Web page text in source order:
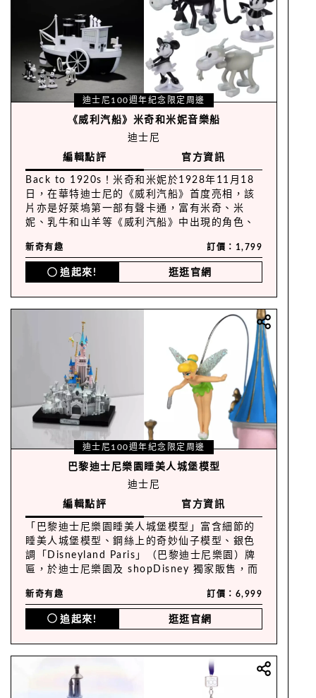
迪士尼100週年紀念限定周邊
《威利汽船》米奇和米妮音樂船
迪士尼
編輯點評
官方資訊
Back to 1920s！米奇和米妮於1928年11月18
日，在華特迪士尼的《威利汽船》首度亮相，該
片亦是好萊塢第一部有聲卡通，富有米奇、米
妮、乳牛和山羊等《威利汽船》中出現的角色、
中的火雞」一曲，煙堆會上下移動！
新奇有趣 訂價：1,799
追起來! 逛逛官網
迪士尼100週年紀念限定周邊
巴黎迪士尼樂園睡美人城堡模型
迪士尼
編輯點評
官方資訊
「巴黎迪士尼樂園睡美人城堡模型」富含細節的
睡美人城堡模型、鋼絲上的奇妙仙子模型、銀色
調「Disneyland Paris」（巴黎迪士尼樂園）牌
匾，於迪士尼樂園及 shopDisney 獨家販售，而
新奇有趣 訂價：6,999
追起來! 逛逛官網